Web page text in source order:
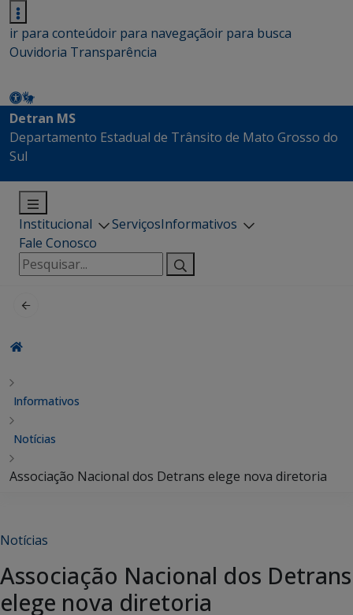
ir para conteúdoir para navegaçãoir para busca
Ouvidoria Transparência
Detran MS
Departamento Estadual de Trânsito de Mato Grosso do
Sul
Institucional ServiçosInformativos
Fale Conosco
Pesquisar
por:
Informativos
Notícias
Associação Nacional dos Detrans elege nova diretoria
Notícias
Associação Nacional dos Detrans
elege nova diretoria